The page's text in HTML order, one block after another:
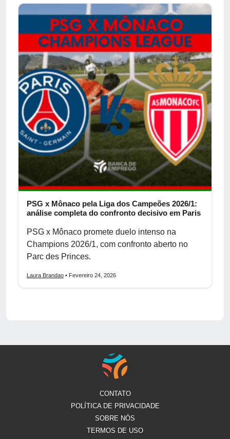
PSG x Mônaco pela Liga dos Campeões 2026/1:
análise completa do confronto decisivo em Paris
PSG x Mônaco promete duelo intenso na
Champions 2026/1, com confronto aberto no
Parc des Princes.
Laura Brandao • Fevereiro 24, 2026
CONTATO
POLÍTICA DE PRIVACIDADE
SOBRE NÓS
TERMOS DE USO